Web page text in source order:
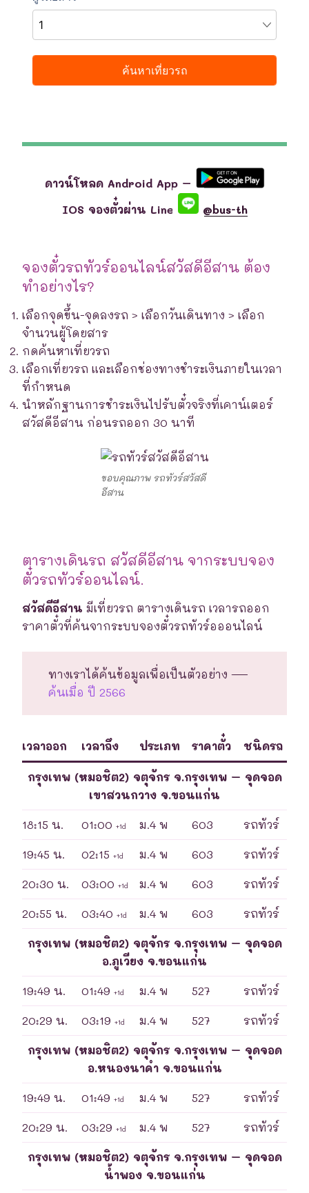
ดาวน์โหลด Android App –
IOS จองตั๋วผ่าน Line
@bus-th
จองตั๋วรถทัวร์ออนไลน์สวัสดีอีสาน ต้อง
ทำอย่างไร?
เลือกจุดขึ้น-จุดลงรถ > เลือกวันเดินทาง > เลือก
จำนวนผู้โดยสาร
กดค้นหาเที่ยวรถ
เลือกเที่ยวรถ และเลือกช่องทางชำระเงินภายในเวลา
ที่กำหนด
นำหลักฐานการชำระเงินไปรับตั๋วจริงที่เคาน์เตอร์
สวัสดีอีสาน ก่อนรถออก 30 นาที
ขอบคุณภาพ รถทัวร์สวัสดี
อีสาน
ตารางเดินรถ สวัสดีอีสาน จากระบบจอง
ตั๋วรถทัวร์ออนไลน์.
สวัสดีอีสาน มีเที่ยวรถ ตารางเดินรถ เวลารถออก
ราคาตั๋วที่ค้นจากระบบจองตั๋วรถทัวร์อออนไลน์
ทางเราได้ค้นข้อมูลเพื่อเป็นตัวอย่าง —
ค้นเมื่อ ปี 2566
เวลาออก เวลาถึง ประเภท ราคาตั๋ว ชนิดรถ
กรุงเทพ (หมอชิต2) จตุจักร จ.กรุงเทพ – จุดจอด
เขาสวนกวาง จ.ขอนแก่น
18:15 น. 01:00 +1d ม.4 พ 603 รถทัวร์
19:45 น. 02:15 +1d ม.4 พ 603 รถทัวร์
20:30 น. 03:00 +1d ม.4 พ 603 รถทัวร์
20:55 น. 03:40 +1d ม.4 พ 603 รถทัวร์
กรุงเทพ (หมอชิต2) จตุจักร จ.กรุงเทพ – จุดจอด
อ.ภูเวียง จ.ขอนแก่น
19:49 น. 01:49 +1d ม.4 พ 527 รถทัวร์
20:29 น. 03:19 +1d ม.4 พ 527 รถทัวร์
กรุงเทพ (หมอชิต2) จตุจักร จ.กรุงเทพ – จุดจอด
อ.หนองนาคำ จ.ขอนแก่น
19:49 น. 01:49 +1d ม.4 พ 527 รถทัวร์
20:29 น. 03:29 +1d ม.4 พ 527 รถทัวร์
กรุงเทพ (หมอชิต2) จตุจักร จ.กรุงเทพ – จุดจอด
น้ำพอง จ.ขอนแก่น